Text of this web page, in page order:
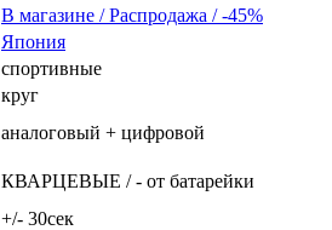
В магазине / Распродажа / -45%
Япония
спортивные
круг
аналоговый + цифровой
КВАРЦЕВЫЕ / - от батарейки
+/- 30сек